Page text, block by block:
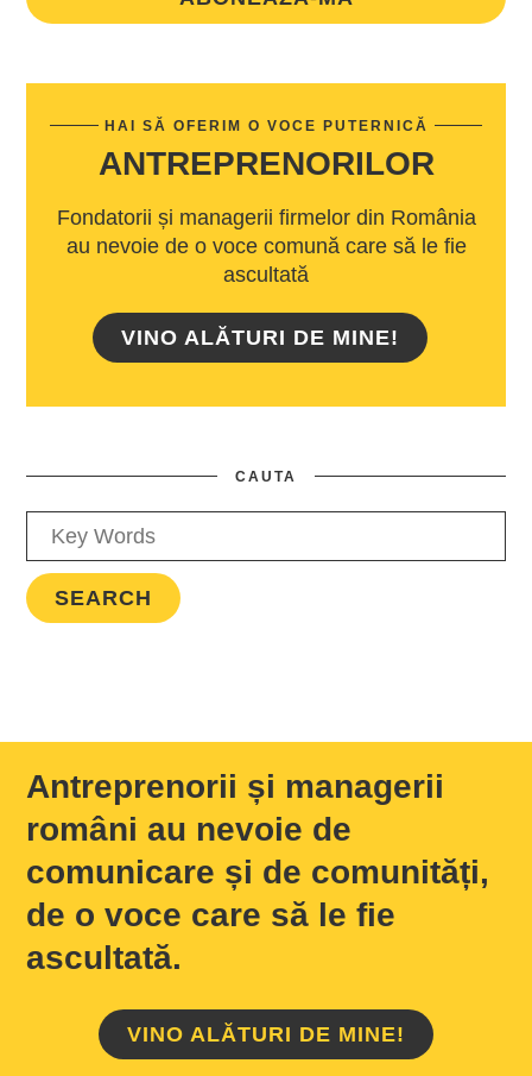
HAI SĂ OFERIM O VOCE PUTERNICĂ
ANTREPRENORILOR
Fondatorii și managerii firmelor din România
au nevoie de o voce comună care să le fie
ascultată
VINO ALĂTURI DE MINE!
CAUTA
Antreprenorii și managerii
români au nevoie de
comunicare și de comunități,
de o voce care să le fie
ascultată.
VINO ALĂTURI DE MINE!